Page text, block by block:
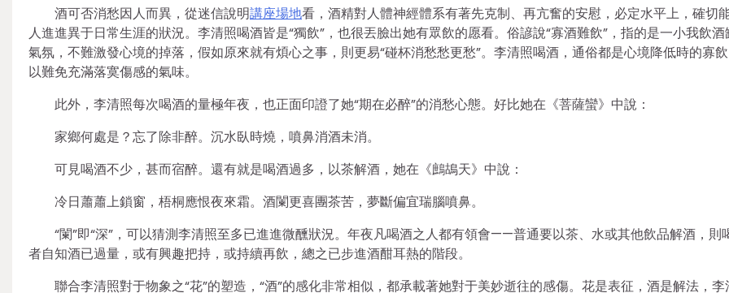
酒可否消愁因人而異，從迷信說明講座場地看，酒精對人體神經體系有著先克制、再亢奮的安慰，必定水平上，確切
人進進異于日常生涯的狀況。李清照喝酒皆是“獨飲”，也很丟臉出她有眾飲的愿看。俗諺說“寡酒難飲”，指的是一小我飲酒
氣氛，不難激發心境的掉落，假如原來就有煩心之事，則更易“碰杯消愁愁更愁”。李清照喝酒，通俗都是心境降低時的寡
以難免充滿落寞傷感的氣味。
此外，李清照每次喝酒的量極年夜，也正面印證了她“期在必醉”的消愁心態。好比她在《菩薩蠻》中說：
家鄉何處是？忘了除非醉。沉水臥時燒，噴鼻消酒未消。
可見喝酒不少，甚而宿醉。還有就是喝酒過多，以茶解酒，她在《鷓鴣天》中說：
冷日蕭蕭上鎖窗，梧桐應恨夜來霜。酒闌更喜團茶苦，夢斷偏宜瑞腦噴鼻。
“闌”即“深”，可以猜測李清照至多已進進微醺狀況。年夜凡喝酒之人都有領會——普通要以茶、水或其他飲品解酒，則
者自知酒已過量，或有興趣把持，或持續再飲，總之已步進酒酣耳熱的階段。
聯合李清照對于物象之“花”的塑造，“酒”的感化非常相似，都承載著她對于美妙逝往的感傷。花是表征，酒是解法，李